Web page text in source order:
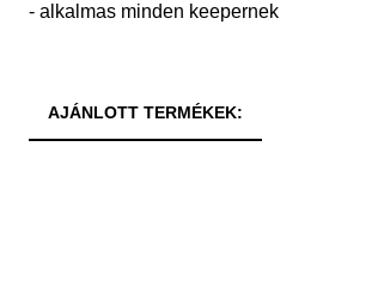
- alkalmas minden keepernek
AJÁNLOTT TERMÉKEK: